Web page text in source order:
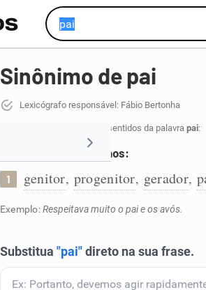
Sinônimo de pai
Lexicógrafo responsável: Fábio Bertonha
para 8 sentidos da palavra pai:
Homem que gerou filhos:
1 genitor, progenitor, gerador,
Exemplo:Respeitava muito o pai e os avós.